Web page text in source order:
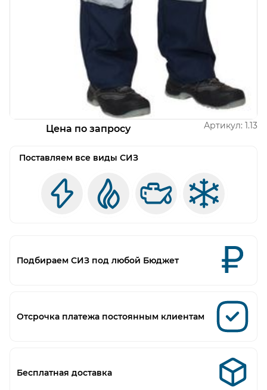
Открыть изображение
Цена по запросу Артикул: 1.13
Поставляем все виды СИЗ
Подбираем СИЗ под любой Бюджет
Отсрочка платежа постоянным клиентам
Бесплатная доставка